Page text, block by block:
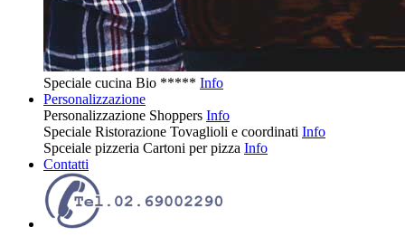
Speciale cucina Bio ***** Info
Personalizzazione
Personalizzazione Shoppers Info
Speciale Ristorazione Tovaglioli e coordinati Info
Spceiale pizzeria Cartoni per pizza Info
Contatti